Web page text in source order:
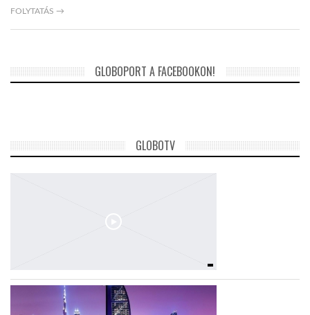
TROPICALMAGAZIN
GLOBOZSARU
FOLYTATÁS →
GLOBOPORT A FACEBOOKON!
GLOBOTV